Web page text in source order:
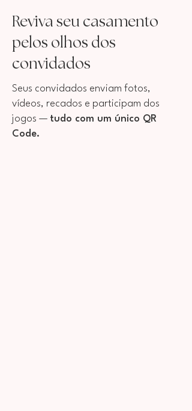
Reviva seu casamento
pelos olhos dos
convidados
Seus convidados enviam fotos,
vídeos, recados e participam dos
jogos — tudo com um único QR
Code.